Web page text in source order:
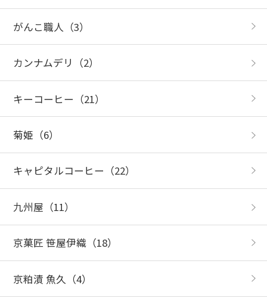
がんこ職人 （3）
カンナムデリ （2）
キーコーヒー （21）
菊姫 （6）
キャピタルコーヒー （22）
九州屋 （11）
京菓匠 笹屋伊織（18）
京粕漬 魚久 （4）